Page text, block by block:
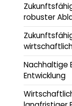
robuster
Nachhaltige
Entwicklung